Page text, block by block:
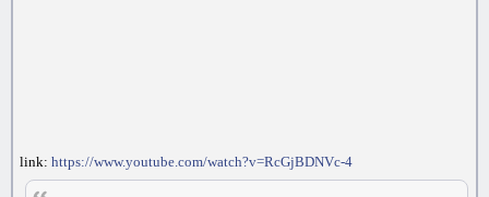
link: https://www.youtube.com/watch?v=RcGjBDNVc-4